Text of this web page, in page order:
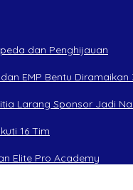
dan Penghijauan
EMP Bentu Diramaikan
Larang Sponsor Jadi
16 Tim
Elite Pro Academy